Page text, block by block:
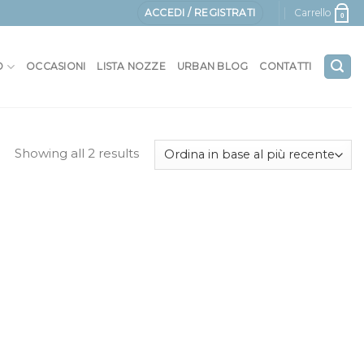
ACCEDI / REGISTRATI Carrello 0
OCCASIONI LISTA NOZZE URBAN BLOG CONTATTI
Showing all 2 results